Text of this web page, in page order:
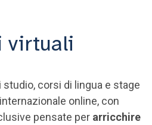
virtuali
corsi di lingua e stage
online, con
pensate per arricchire